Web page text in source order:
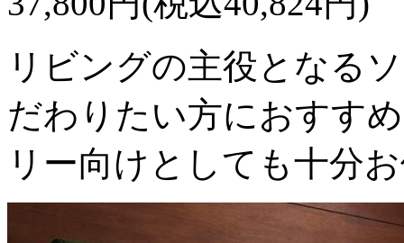
リビングの主役となる
だわりたい方におすす
リー向けとしても十分